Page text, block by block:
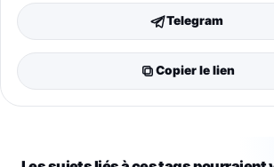
Telegram
Copier le lien